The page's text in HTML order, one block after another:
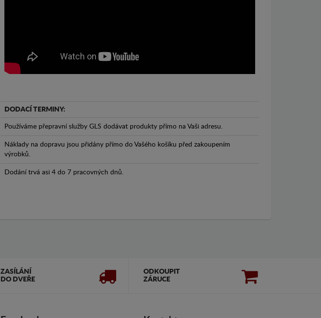
DODACÍ TERMINY:
Používáme přepravní služby GLS dodávat produkty přímo na Vaši adresu.
Náklady na dopravu jsou přidány přímo do Vašého košíku před zakoupením
výrobků.
Dodání trvá asi 4 do 7 pracovných dnů.
ZASÍLÁNÍ
DO DVEŘE
ODKOUPIT
ZÁRUCE